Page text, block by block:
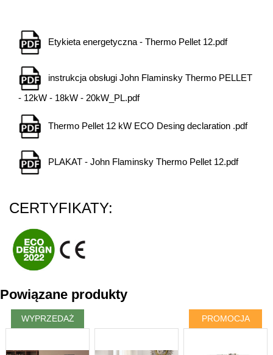
Etykieta energetyczna - Thermo Pellet 12.pdf
instrukcja obsługi John Flaminsky Thermo PELLET
- 12kW - 18kW - 20kW_PL.pdf
Thermo Pellet 12 kW ECO Desing declaration .pdf
PLAKAT - John Flaminsky Thermo Pellet 12.pdf
CERTYFIKATY:
Powiązane produkty
WYPRZEDAŻ PROMOCJA